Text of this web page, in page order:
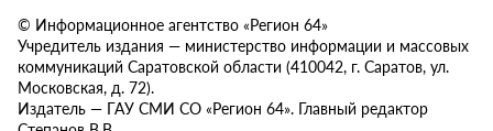
© Информационное агентство «Регион 64»
Учредитель издания — министерство информации и массовых
коммуникаций Саратовской области (410042, г. Саратов, ул.
Московская, д. 72).
Издатель — ГАУ СМИ СО «Регион 64». Главный редактор